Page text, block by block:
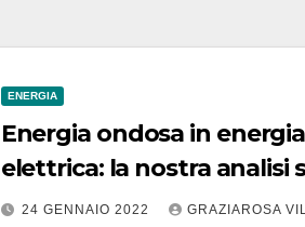
ENERGIA
Energia ondosa in energia
elettrica: la nostra analisi
PeWEC 2.0
24 GENNAIO 2022 GRAZIAROSA